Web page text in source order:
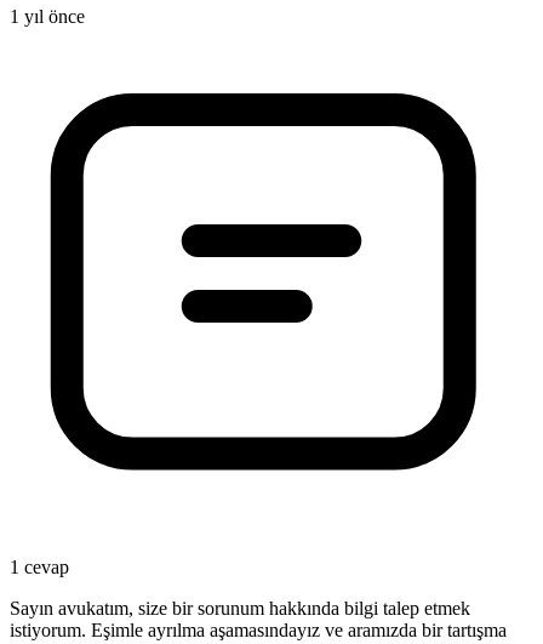
1 yıl önce
1 cevap
Sayın avukatım, size bir sorunum hakkında bilgi talep etmek
istiyorum. Eşimle ayrılma aşamasındayız ve aramızda bir tartışma